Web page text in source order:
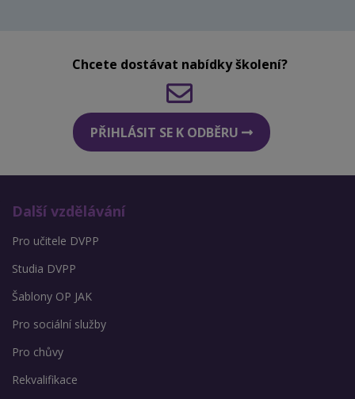
Chcete dostávat nabídky školení?
PŘIHLÁSIT SE K ODBĚRU
Další vzdělávání
Pro učitele DVPP
Studia DVPP
Šablony OP JAK
Pro sociální služby
Pro chůvy
Rekvalifikace